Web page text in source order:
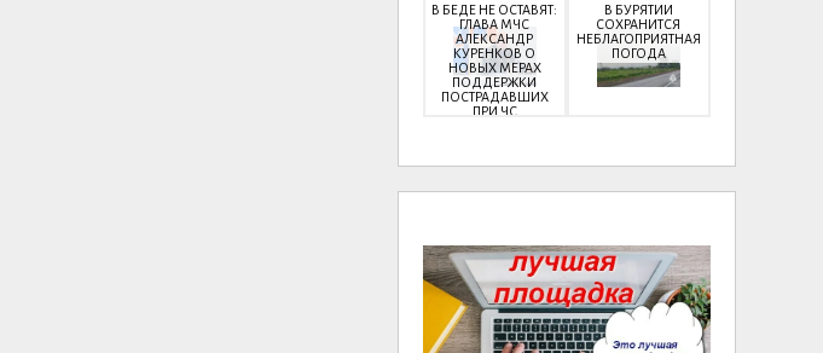
В БЕДЕ НЕ ОСТАВЯТ:
ГЛАВА МЧС
АЛЕКСАНДР
КУРЕНКОВ О
НОВЫХ МЕРАХ
ПОДДЕРЖКИ
ПОСТРАДАВШИХ
ПРИ ЧС
В БУРЯТИИ
СОХРАНИТСЯ
НЕБЛАГОПРИЯТНАЯ
ПОГОДА